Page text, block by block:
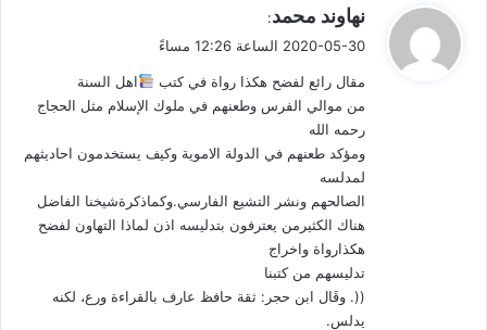
وحملته على شعوبية زمانه، وعلمه باللغة وآداب العرب – أدق في
معلوماته عن الأعمش مما قاله أهل الحديث؟ بل لا أجد فرقاً بين قوله
وقولهم إلا في درجة النقد. لقد قال المحدثون بشيعية الأعمش،
واتفقوا على تدليس ذلك النوع الشنيع من التدليس (تدليس التسوية).
وقال الجاحظ: كان الأعمش رافضياً.
ثم أقول: آثارهم تفضح أخبارهم. يكفي بعض أحاديث الأعمش – حديث
(القارورة) مثلاً – شهادة عليه بالرفض.
لكن اصبروا فللحديث بقية عجيبة كنت قد كتبتها ونشرتها في مقال
قبل أكثر من سنتين ونصف، لكنني نسيتها. وعثرت على المقال بعد
كتابتي السطور السابقة. لقد كان الجاحظ أدق في وصف الأعمش
ي
ل
نهاوند محمد:
2020-05-30 الساعة 12:26 مساءً
مقال رائع لفضح هكذا رواة في كتب
اهل السنة
من موالي الفرس وطعنهم في ملوك الإسلام مثل الحجاج
رحمه الله
ومؤكد طعنهم في الدولة الاموية وكيف يستخدمون احاديثهم
لمدلسه
الصالحهم ونشر التشيع الفارسي.وكماذكرةشيخنا الفاضل
هناك الكثيرمن يعترفون بتدليسه اذن لماذا التهاون لفضح
هكذارواة واخراج
تدليسهم من كتبنا
((. وقَال ابن حجر: ثقة حافظ عارف بالقراءة ورع، لكنه
يدلس.